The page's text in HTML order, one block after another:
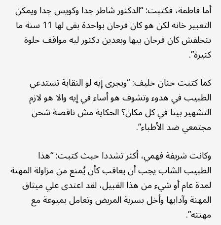
أما فاطمة، فكتبت: “الدكتور شاطر جدا وكويس جدا ويمكن
التعبير خانه لكن هو كان فرحان بواحدة بقى لها 11 سنة ما
بتخلفش كان فرحان بيها وبعدين دكتور ليه مواقف حلوة
كتيرة”.
كما كتبت حنان خليف: “ويجرى إيه لو النقابة تستدعي
الطبيب في هدوء وتشوف هو أساء في إيه والا هو لازم
التشهير بينا في كل مكان؟ الحكاية مش ناقصة شحن
مجتمعي ضد الأطباء”.
وكانت شريفة فهمي، أكثر تشددا حيث كتبت: “هذا
الطبيب الشاب يجب أن يعاقب كأن يُمنع من مزاولة المهنة
لمدة عام أو شيء من هذا القبيل، لقد اعتدى علي ميثاق
المهنة وآدابها وأخل بسرية المريض وتعامل بميوعة مع
مهنته”.